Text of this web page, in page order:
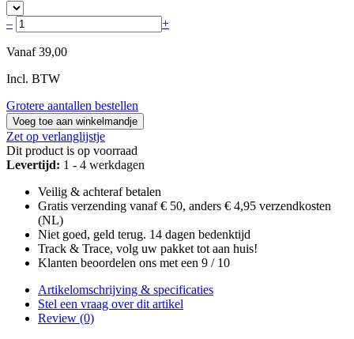
– +
Vanaf 39,00
Incl. BTW
Grotere aantallen bestellen
Voeg toe aan winkelmandje
Zet op verlanglijstje
Dit product is op voorraad
Levertijd: 1 - 4 werkdagen
Veilig & achteraf betalen
Gratis verzending vanaf € 50, anders € 4,95 verzendkosten
(NL)
Niet goed, geld terug. 14 dagen bedenktijd
Track & Trace, volg uw pakket tot aan huis!
Klanten beoordelen ons met een 9 / 10
Artikelomschrijving & specificaties
Stel een vraag over dit artikel
Review (0)